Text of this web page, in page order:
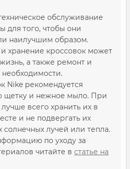
обслуживание
для того, чтобы они
наилучшим образом.
хранение кроссовок может
а также ремонт и
Nike рекомендуется
щетку и нежное мыло. При
всего хранить их в
и не подвергать их
лучей или тепла.
по уходу за
читайте в статье на